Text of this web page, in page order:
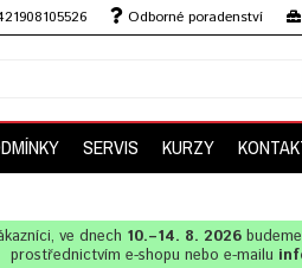
Odborné poradenství
SERVIS KURZY
ve dnech 10.–14. 8. 2026
prostřednictvím e-shopu nebo e-mailu